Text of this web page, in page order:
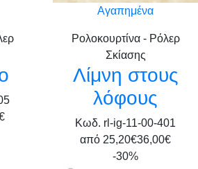
Αγαπημένα
Ρολοκουρτίνα - Ρόλερ
Σκίασης
Λίμνη στους
λόφους
Κωδ. rl-ig-11-00-401
από 25,20€36,00€
-30%